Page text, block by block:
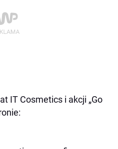
IT Cosmetics i akcji „Go